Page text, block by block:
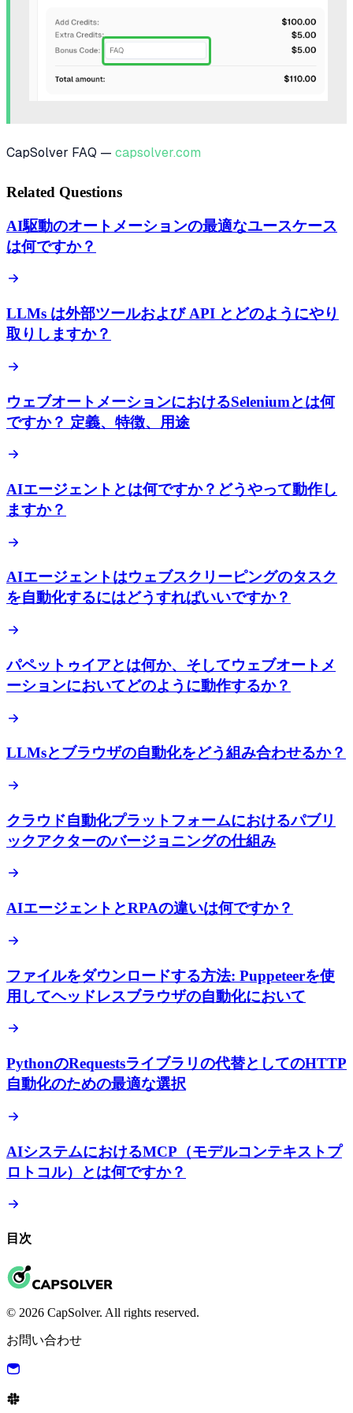
CapSolver FAQ — capsolver.com
Related Questions
AI駆動のオートメーションの最適なユースケース
は何ですか？
LLMs は外部ツールおよび API とどのようにやり
取りしますか？
ウェブオートメーションにおけるSeleniumとは何
ですか？ 定義、特徴、用途
AIエージェントとは何ですか？どうやって動作し
ますか？
AIエージェントはウェブスクリーピングのタスク
を自動化するにはどうすればいいですか？
パペットゥイアとは何か、そしてウェブオートメ
ーションにおいてどのように動作するか？
LLMsとブラウザの自動化をどう組み合わせるか？
クラウド自動化プラットフォームにおけるパブリ
ックアクターのバージョニングの仕組み
AIエージェントとRPAの違いは何ですか？
ファイルをダウンロードする方法: Puppeteerを使
用してヘッドレスブラウザの自動化において
PythonのRequestsライブラリの代替としてのHTTP
自動化のための最適な選択
AIシステムにおけるMCP（モデルコンテキストプ
ロトコル）とは何ですか？
目次
© 2026 CapSolver. All rights reserved.
お問い合わせ